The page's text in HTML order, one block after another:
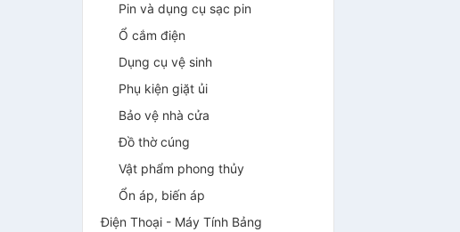
Pin và dụng cụ sạc pin
Ổ cắm điện
Dụng cụ vệ sinh
Phụ kiện giặt ủi
Bảo vệ nhà cửa
Đồ thờ cúng
Vật phẩm phong thủy
Ổn áp, biến áp
Điện Thoại - Máy Tính Bảng